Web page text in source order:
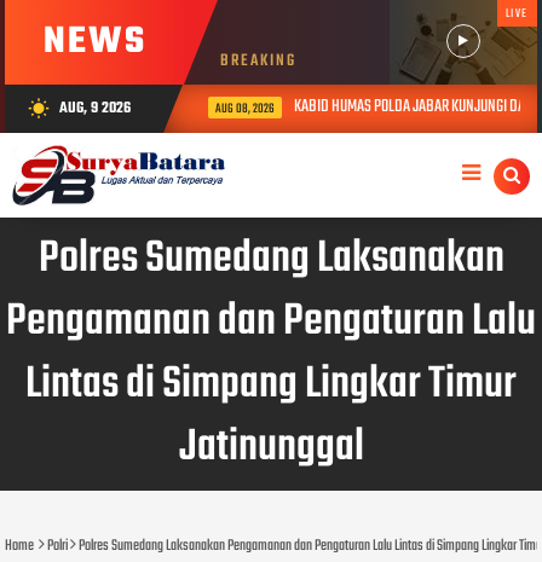
NEWS BREAKING
LIVE
wb_sunny AUG, 9 2026 AUG 08, 2026 KABID HUMAS POLDA JABAR KUNJUNGI DAN
Polres Sumedang Laksanakan
Pengamanan dan Pengaturan Lalu
Lintas di Simpang Lingkar Timur
Jatinunggal
Home Polri Polres Sumedang Laksanakan Pengamanan dan Pengaturan Lalu Lintas di Simpang Lingkar